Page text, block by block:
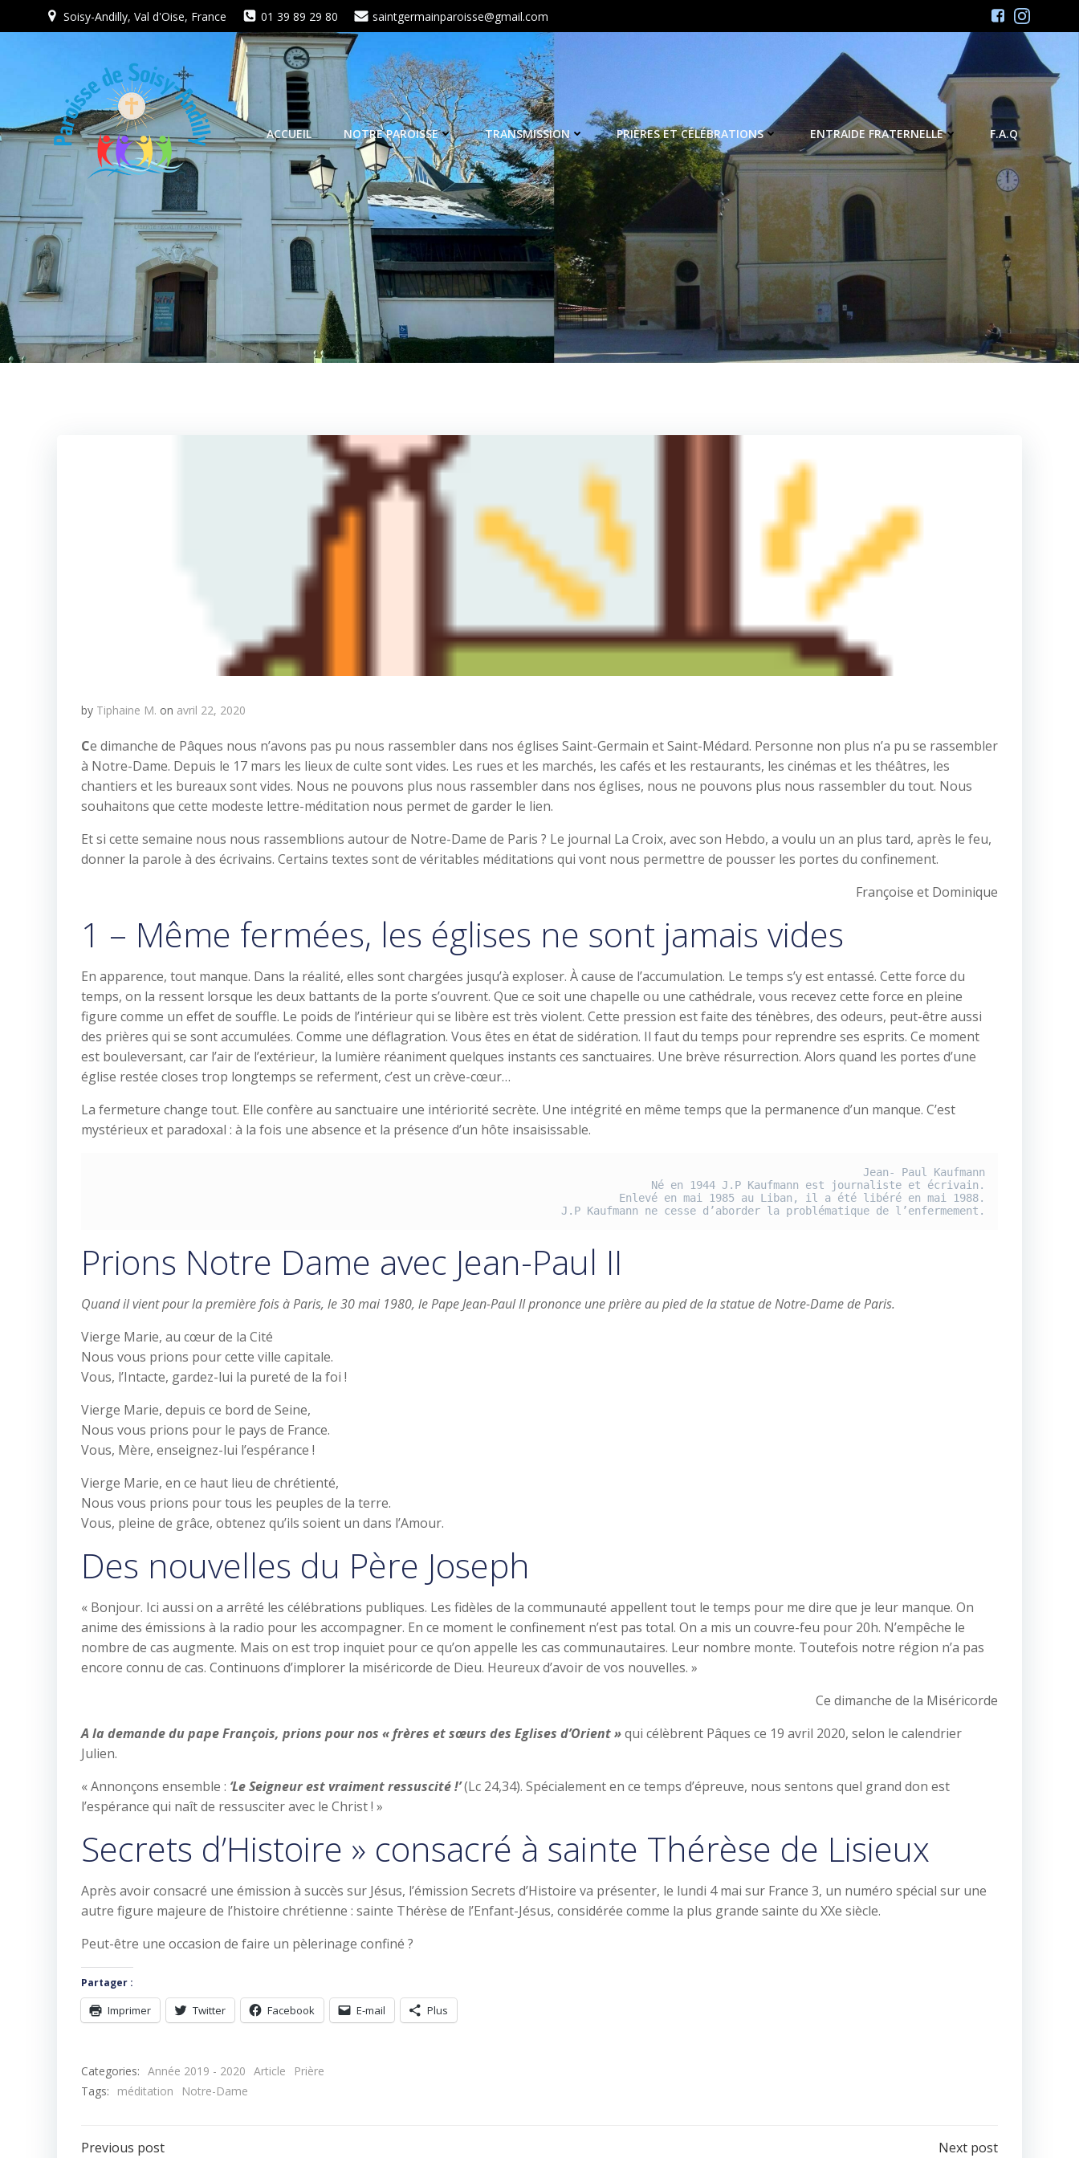
au
Soisy-Andilly, Val d'Oise, France 01 39 89 29 80 saintgermainparoisse@gmail.com
ACCUEIL NOTRE PAROISSE TRANSMISSION PRIÈRES ET CÉLÉBRATIONS ENTRAIDE FRATERNELLE F.A.Q
by Tiphaine M. on avril 22, 2020
Ce dimanche de Pâques nous n’avons pas pu nous rassembler dans nos églises Saint-Germain et Saint-Médard. Personne non plus n’a pu se rassembler
à Notre-Dame. Depuis le 17 mars les lieux de culte sont vides. Les rues et les marchés, les cafés et les restaurants, les cinémas et les théâtres, les
chantiers et les bureaux sont vides. Nous ne pouvons plus nous rassembler dans nos églises, nous ne pouvons plus nous rassembler du tout. Nous
souhaitons que cette modeste lettre-méditation nous permet de garder le lien.
Et si cette semaine nous nous rassemblions autour de Notre-Dame de Paris ? Le journal La Croix, avec son Hebdo, a voulu un an plus tard, après le feu,
donner la parole à des écrivains. Certains textes sont de véritables méditations qui vont nous permettre de pousser les portes du confinement.
Françoise et Dominique
1 – Même fermées, les églises ne sont jamais vides
En apparence, tout manque. Dans la réalité, elles sont chargées jusqu’à exploser. À cause de l’accumulation. Le temps s’y est entassé. Cette force du
temps, on la ressent lorsque les deux battants de la porte s’ouvrent. Que ce soit une chapelle ou une cathédrale, vous recevez cette force en pleine
figure comme un effet de souffle. Le poids de l’intérieur qui se libère est très violent. Cette pression est faite des ténèbres, des odeurs, peut-être aussi
des prières qui se sont accumulées. Comme une déflagration. Vous êtes en état de sidération. Il faut du temps pour reprendre ses esprits. Ce moment
est bouleversant, car l’air de l’extérieur, la lumière réaniment quelques instants ces sanctuaires. Une brève résurrection. Alors quand les portes d’une
église restée closes trop longtemps se referment, c’est un crève-cœur…
La fermeture change tout. Elle confère au sanctuaire une intériorité secrète. Une intégrité en même temps que la permanence d’un manque. C’est
mystérieux et paradoxal : à la fois une absence et la présence d’un hôte insaisissable.
Jean- Paul Kaufmann
Né en 1944 J.P Kaufmann est journaliste et écrivain.
Enlevé en mai 1985 au Liban, il a été libéré en mai 1988.
J.P Kaufmann ne cesse d’aborder la problématique de l’enfermement.
Prions Notre Dame avec Jean-Paul II
Quand il vient pour la première fois à Paris, le 30 mai 1980, le Pape Jean-Paul II prononce une prière au pied de la statue de Notre-Dame de Paris.
Vierge Marie, au cœur de la Cité
Nous vous prions pour cette ville capitale.
Vous, l’Intacte, gardez-lui la pureté de la foi !
Vierge Marie, depuis ce bord de Seine,
Nous vous prions pour le pays de France.
Vous, Mère, enseignez-lui l’espérance !
Vierge Marie, en ce haut lieu de chrétienté,
Nous vous prions pour tous les peuples de la terre.
Vous, pleine de grâce, obtenez qu’ils soient un dans l’Amour.
Des nouvelles du Père Joseph
« Bonjour. Ici aussi on a arrêté les célébrations publiques. Les fidèles de la communauté appellent tout le temps pour me dire que je leur manque. On
anime des émissions à la radio pour les accompagner. En ce moment le confinement n’est pas total. On a mis un couvre-feu pour 20h. N’empêche le
nombre de cas augmente. Mais on est trop inquiet pour ce qu’on appelle les cas communautaires. Leur nombre monte. Toutefois notre région n’a pas
encore connu de cas. Continuons d’implorer la miséricorde de Dieu. Heureux d’avoir de vos nouvelles. »
Ce dimanche de la Miséricorde
A la demande du pape François, prions pour nos « frères et sœurs des Eglises d’Orient »qui célèbrent Pâques ce 19 avril 2020, selon le calendrier
Julien.
« Annonçons ensemble : ‘Le Seigneur est vraiment ressuscité !’(Lc 24,34). Spécialement en ce temps d’épreuve, nous sentons quel grand don est
l’espérance qui naît de ressusciter avec le Christ ! »
Secrets d’Histoire » consacré à sainte Thérèse de Lisieux
Après avoir consacré une émission à succès sur Jésus, l’émission Secrets d’Histoire va présenter, le lundi 4 mai sur France 3, un numéro spécial sur une
autre figure majeure de l’histoire chrétienne : sainte Thérèse de l’Enfant-Jésus, considérée comme la plus grande sainte du XXe siècle.
Peut-être une occasion de faire un pèlerinage confiné ?
Partager :
Imprimer Twitter Facebook E-mail Plus
Categories: Année 2019 - 2020 Article
Prière
Tags:
méditation Notre-Dame
Previous post Next post